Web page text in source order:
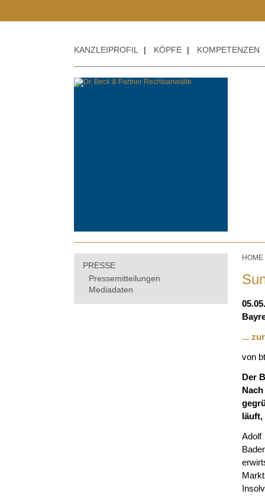
KANZLEIPROFIL | KÖPFE | KOMPETENZEN
PRESSE
Pressemitteilungen
Mediadaten
HOME
...
von
Der